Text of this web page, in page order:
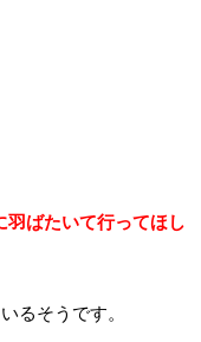
羽ばたいて行ってほし
るそうです。